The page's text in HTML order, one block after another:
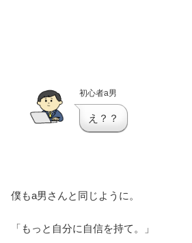
初心者a男
え？？
僕もa男さんと同じように。
「もっと自分に自信を持て。」